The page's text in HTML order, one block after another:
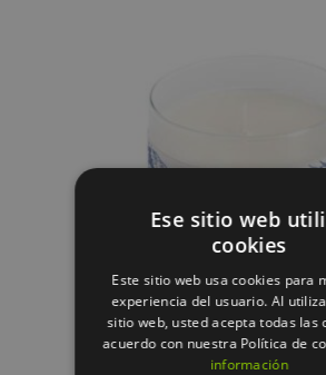
Ese sitio web
cookies
Este sitio web usa cookies para
experiencia del usuario. Al
sitio web, usted acepta todas las
acuerdo con nuestra Política de
información